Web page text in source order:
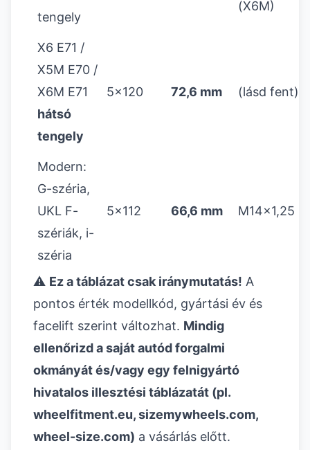
tengely
(X6M)
X6 E71 /
X5M E70 /
X6M E71
hátsó
tengely
5x120 72,6 mm (lásd fent)
Modern:
G-széria,
UKL F-
szériák, i-
széria
5x112 66,6 mm M14x1,25
⚠️ Ez a táblázat csak iránymutatás! A
pontos érték modellkód, gyártási év és
facelift szerint változhat. Mindig
ellenőrizd a saját autód forgalmi
okmányát és/vagy egy felnigyártó
hivatalos illesztési táblázatát (pl.
wheelfitment.eu, sizemywheels.com,
wheel-size.com) a vásárlás előtt.